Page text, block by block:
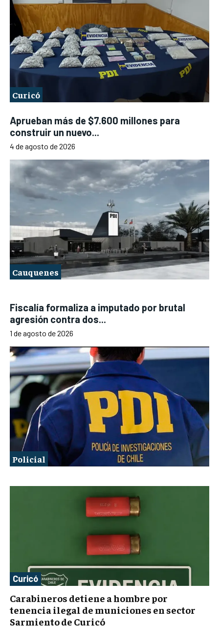
Curicó
Aprueban más de $7.600 millones para
construir un nuevo...
4 de agosto de 2026
Cauquenes
Fiscalía formaliza a imputado por brutal
agresión contra dos...
1 de agosto de 2026
Policial
Curicó
Carabineros detiene a hombre por
tenencia ilegal de municiones en sector
Sarmiento de Curicó